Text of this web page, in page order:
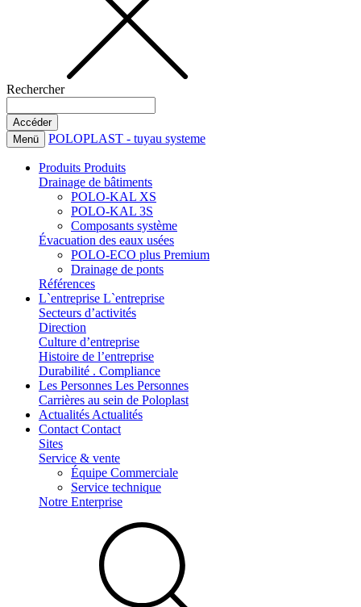
Rechercher
Menü POLOPLAST - tuyau systeme
Produits Produits
Drainage de bâtiments
POLO-KAL XS
POLO-KAL 3S
Composants système
Évacuation des eaux usées
POLO-ECO plus Premium
Drainage de ponts
Références
L`entreprise L`entreprise
Secteurs d’activités
Direction
Culture d’entreprise
Histoire de l’entreprise
Durabilité . Compliance
Les Personnes Les Personnes
Carrières au sein de Poloplast
Actualités Actualités
Contact Contact
Sites
Service & vente
Équipe Commerciale
Service technique
Notre Enterprise